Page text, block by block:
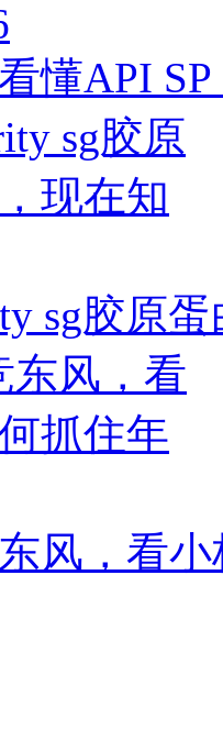
懂API
sg胶原
风，看